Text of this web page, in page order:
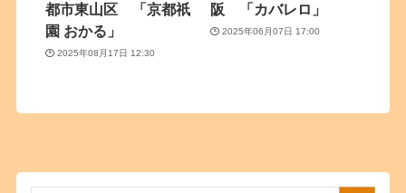
都市東山区 「京都祇
園 おかる」
2025年08月17日 12:30
阪 「カバレロ」
2025年06月07日 17:00